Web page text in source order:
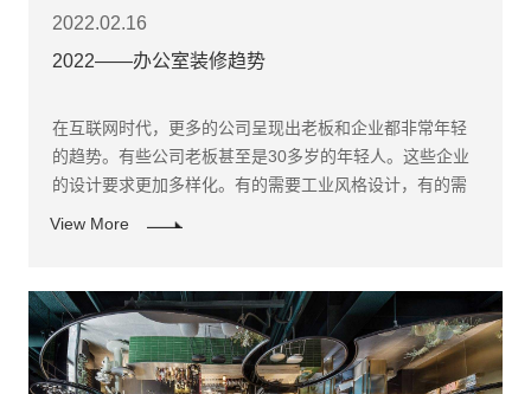
2022.02.16
2022——办公室装修趋势
在互联网时代，更多的公司呈现出老板和企业都非常年轻
的趋势。有些公司老板甚至是30多岁的年轻人。这些企业
的设计要求更加多样化。有的需要工业风格设计，有的需
View More